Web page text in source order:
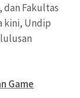
dan Fakultas
kini, Undip
Game